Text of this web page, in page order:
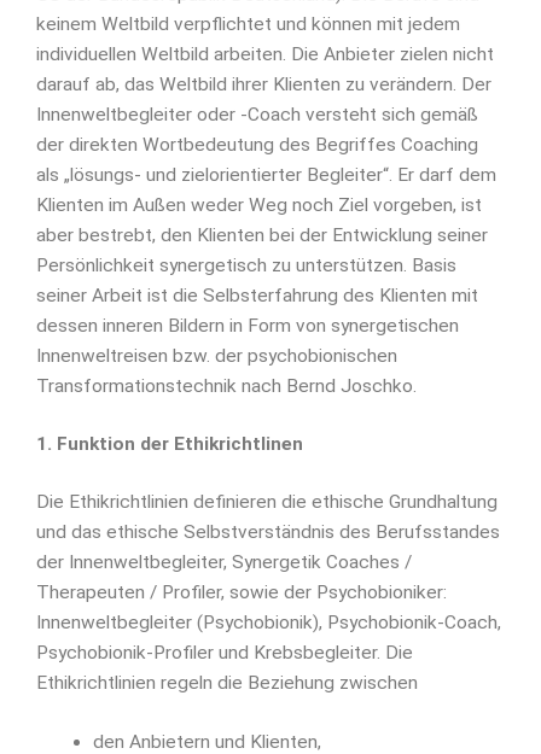
keinem Weltbild verpflichtet und können mit jedem
individuellen Weltbild arbeiten. Die Anbieter zielen nicht
darauf ab, das Weltbild ihrer Klienten zu verändern. Der
Innenweltbegleiter oder -Coach versteht sich gemäß
der direkten Wortbedeutung des Begriffes Coaching
als „lösungs- und zielorientierter Begleiter“. Er darf dem
Klienten im Außen weder Weg noch Ziel vorgeben, ist
aber bestrebt, den Klienten bei der Entwicklung seiner
Persönlichkeit synergetisch zu unterstützen. Basis
seiner Arbeit ist die Selbsterfahrung des Klienten mit
dessen inneren Bildern in Form von synergetischen
Innenweltreisen bzw. der psychobionischen
Transformationstechnik nach Bernd Joschko.
1. Funktion der Ethikrichtlinen
Die Ethikrichtlinien definieren die ethische Grundhaltung
und das ethische Selbstverständnis des Berufsstandes
der Innenweltbegleiter, Synergetik Coaches /
Therapeuten / Profiler, sowie der Psychobioniker:
Innenweltbegleiter (Psychobionik), Psychobionik-Coach,
Psychobionik-Profiler und Krebsbegleiter. Die
Ethikrichtlinien regeln die Beziehung zwischen
den Anbietern und Klienten,